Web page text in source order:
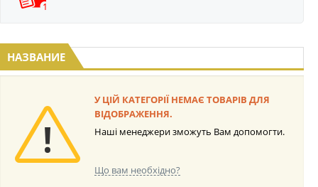
НАЗВАНИЕ
У ЦІЙ КАТЕГОРІЇ НЕМАЄ ТОВАРІВ ДЛЯ
ВІДОБРАЖЕННЯ.
Наші менеджери зможуть Вам допомогти.
Що вам необхідно?